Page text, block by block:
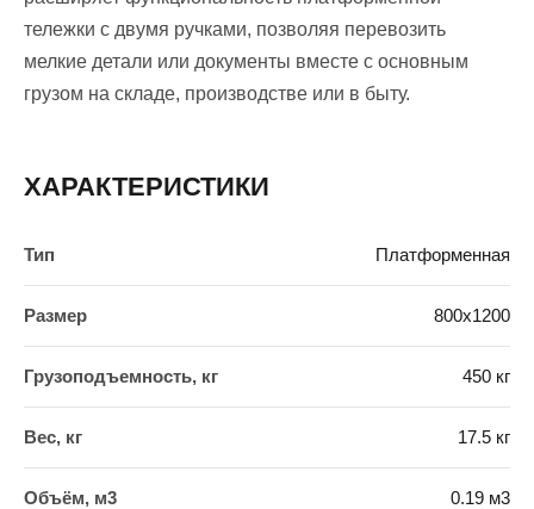
тележки с двумя ручками, позволяя перевозить
мелкие детали или документы вместе с основным
грузом на складе, производстве или в быту.
ХАРАКТЕРИСТИКИ
Тип Платформенная
Размер 800х1200
Грузоподъемность, кг 450 кг
Вес, кг 17.5 кг
Объём, м3 0.19 м3